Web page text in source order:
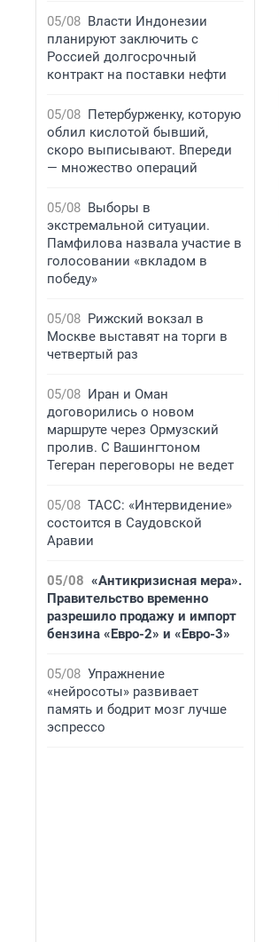
05/08 Власти Индонезии
планируют заключить с
Россией долгосрочный
контракт на поставки нефти
05/08 Петербурженку, которую
облил кислотой бывший,
скоро выписывают. Впереди
— множество операций
05/08 Выборы в
экстремальной ситуации.
Памфилова назвала участие в
голосовании «вкладом в
победу»
05/08 Рижский вокзал в
Москве выставят на торги в
четвертый раз
05/08 Иран и Оман
договорились о новом
маршруте через Ормузский
пролив. С Вашингтоном
Тегеран переговоры не ведет
05/08 ТАСС: «Интервидение»
состоится в Саудовской
Аравии
05/08 «Антикризисная мера».
Правительство временно
разрешило продажу и импорт
бензина «Евро-2» и «Евро-3»
05/08 Упражнение
«нейросоты» развивает
память и бодрит мозг лучше
эспрессо